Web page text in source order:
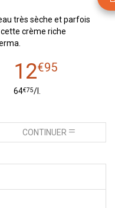
très sèche et parfois
crème riche
12€95
64€75/
CONTINUER